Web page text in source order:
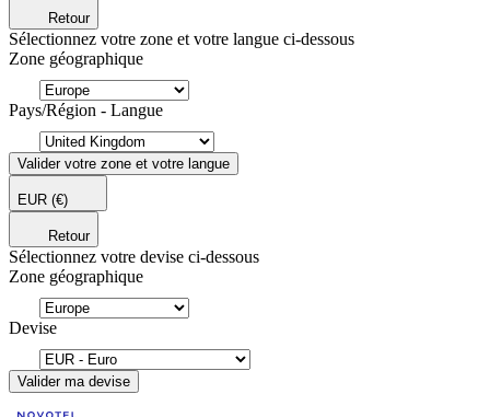
Retour
Sélectionnez votre zone et votre langue ci-dessous
Zone géographique
Pays/Région - Langue
Valider votre zone et votre langue
EUR (€)
Retour
Sélectionnez votre devise ci-dessous
Zone géographique
Devise
Valider ma devise